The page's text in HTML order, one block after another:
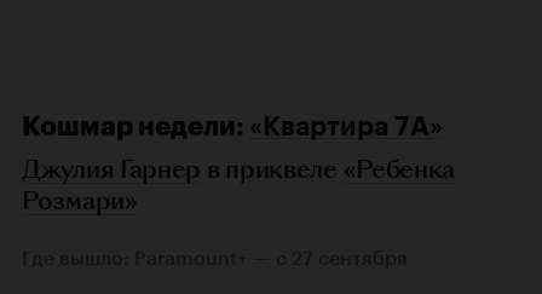
Кошмар недели: «Квартира 7А»
Джулия Гарнер в приквеле «Ребенка
Розмари»